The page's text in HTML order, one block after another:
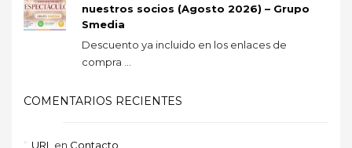
nuestros socios (Agosto 2026) – Grupo
Smedia
Descuento ya incluido en los enlaces de
compra ...
COMENTARIOS RECIENTES
URL en Contacto